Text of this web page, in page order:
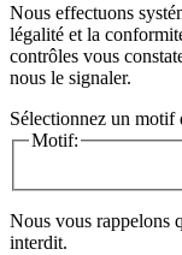
Nous effectuons
légalité et la
contrôles vous
nous le signaler.
Sélectionnez un motif
Motif:
Nous vous rappelons
interdit.